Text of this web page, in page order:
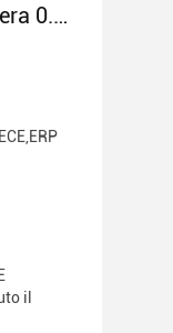
0.2
il